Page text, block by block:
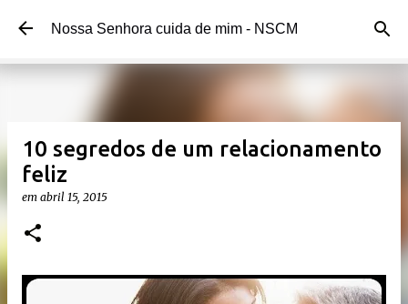
Pular para o conteúdo principal
Nossa Senhora cuida de mim - NSCM
10 segredos de um relacionamento
feliz
em abril 15, 2015